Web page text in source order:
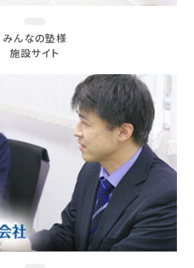
みんなの塾様
施設サイト